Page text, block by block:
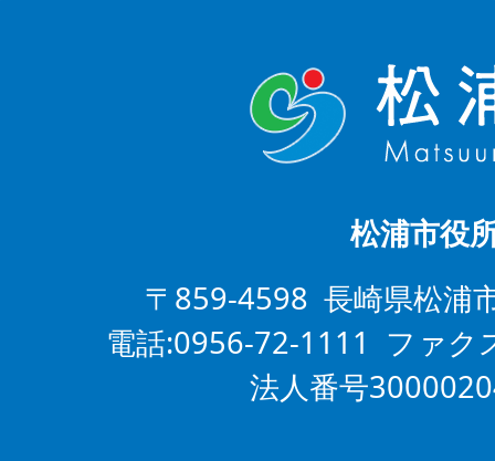
松浦市役
〒859-4598 長崎県松浦
電話:0956-72-1111 ファ
法人番号